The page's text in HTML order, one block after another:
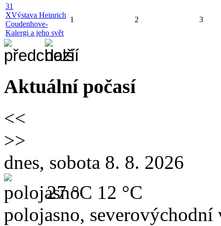
31
XVýstava Heinrich
Coudenhove-
Kalergi a jeho svět
1 2 3
Aktuální počasí
<<
>>
dnes, sobota 8. 8. 2026
27 °C 12 °C
polojasno, severovýchodní